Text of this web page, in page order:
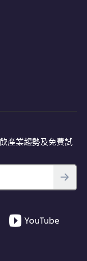
產業趨勢及免費試
YouTube